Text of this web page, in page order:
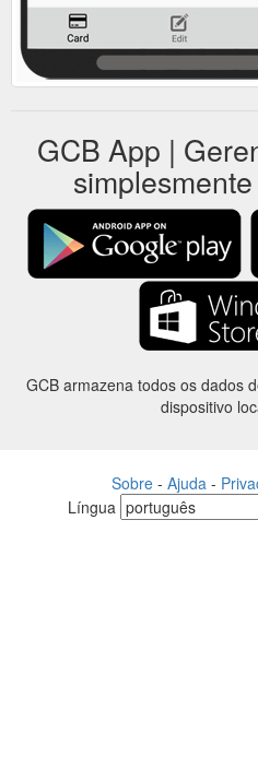
GCB App |
GCB armazena todos os dados
dispositivo
Sobre - Ajuda -
Língua